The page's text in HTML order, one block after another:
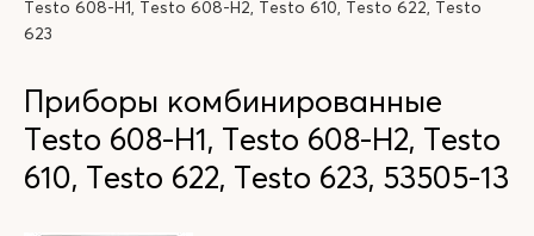
Testo 608-Н1, Testo 608-Н2, Testo 610, Testo 622, Testo
623
Приборы комбинированные
Testo 608-Н1, Testo 608-Н2, Testo
610, Testo 622, Testo 623, 53505-13